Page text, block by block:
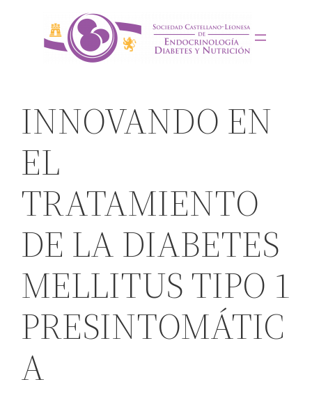
contenido
INNOVANDO EN
EL
TRATAMIENTO
DE LA DIABETES
MELLITUS TIPO 1
PRESINTOMÁTIC
A